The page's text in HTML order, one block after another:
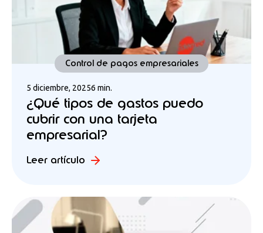
Control de pagos empresariales
5 diciembre, 20256 min.
¿Qué tipos de gastos puedo
cubrir con una tarjeta
empresarial?
Leer artículo